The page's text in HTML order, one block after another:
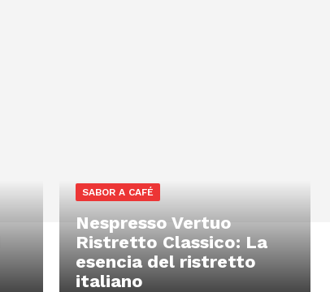
SABOR A CAFÉ
Nespresso Vertuo
Ristretto Classico: La
esencia del ristretto
italiano